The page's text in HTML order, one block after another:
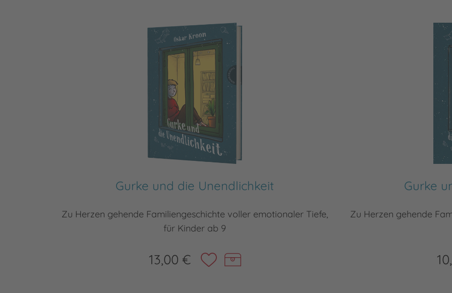
Gurke und die Unendlichkeit
Zu Herzen gehende Familiengeschichte voller emotionaler Tiefe,
für Kinder ab 9
13,00 €
Gurke
Zu Herzen gehende